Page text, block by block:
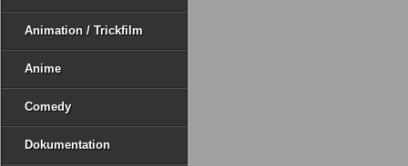
Animation / Trickfilm
Anime
Comedy
Dokumentation